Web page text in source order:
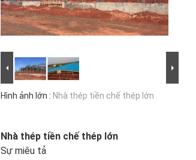
Hình ảnh lớn : Nhà thép tiền chế thép lớn
Nhà thép tiền chế thép lớn
Sự miêu tả